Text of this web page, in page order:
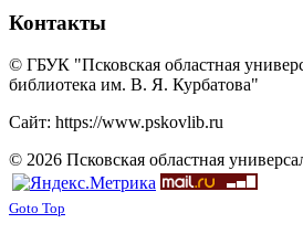
Контакты
© ГБУК "Псковская областная
библиотека им. В. Я. Курбатова"
Сайт: https://www.pskovlib.ru
© 2026 Псковская областная
Goto Top